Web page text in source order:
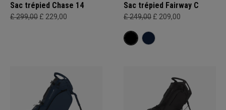
Sac trépied Chase 14
£ 299,00 £ 229,00
Sac trépied Fairway C
£ 249,00 £ 209,00